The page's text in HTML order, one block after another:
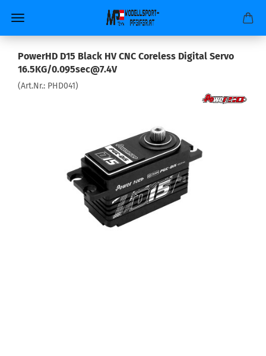
PowerHD D15 Black HV CNC Coreless Digital Servo
16.5KG/0.095sec@7.4V
(Art.Nr.: PHD041)